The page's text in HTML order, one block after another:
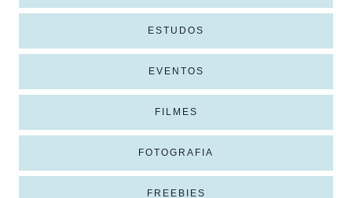
ESTUDOS
EVENTOS
FILMES
FOTOGRAFIA
FREEBIES